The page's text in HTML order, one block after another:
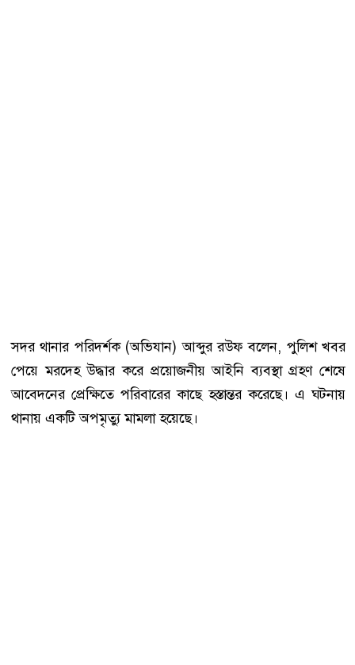
সদর থানার পরিদর্শক (অভিযান) আব্দুর রউফ বলেন, পুলিশ খবর
পেয়ে মরদেহ উদ্ধার করে প্রয়োজনীয় আইনি ব্যবস্থা গ্রহণ শেষে
আবেদনের প্রেক্ষিতে পরিবারের কাছে হস্তান্তর করেছে। এ ঘটনায়
থানায় একটি অপমৃত্যু মামলা হয়েছে।